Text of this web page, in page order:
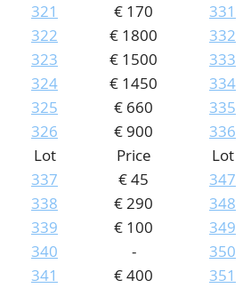
321
€ 170
322
€ 1800
323
€ 1500
324
€ 1450
325
€ 660
326
€ 900
331
332
333
334
335
336
Lot
Price
337
€ 45
338
€ 290
339
€ 100
340
-
341
€ 400
Lot
347
348
349
350
351